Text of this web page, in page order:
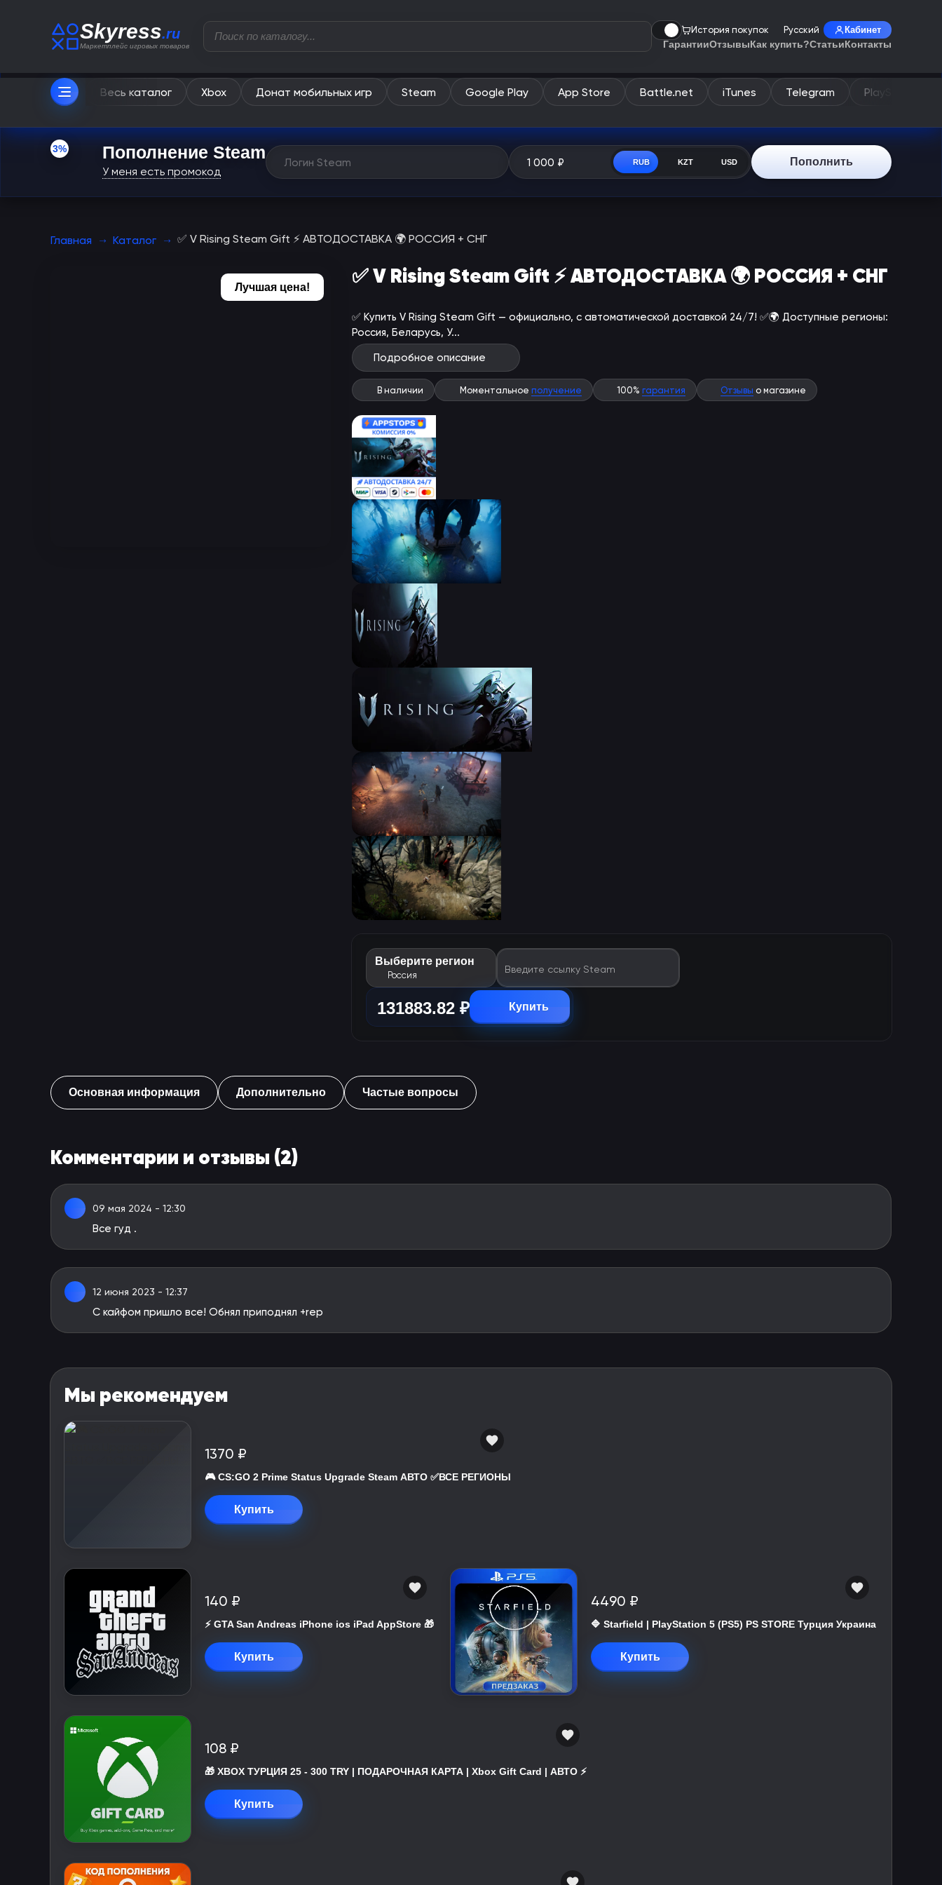
Skyress.ru
Маркетплейс игровых товаров
История покупок Русский Кабинет
ГарантииОтзывыКак купить?СтатьиКонтакты
Весь каталог Xbox Донат мобильных игр Steam Google Play App Store Battle.net iTunes Telegram PlayStation
3% Пополнение Steam
У меня есть промокод
RUB KZT USD Пополнить
Главная Каталог ✅ V Rising Steam Gift ⚡ АВТОДОСТАВКА 🌍 РОССИЯ + СНГ
Лучшая цена! ✅ V Rising Steam Gift ⚡ АВТОДОСТАВКА 🌍 РОССИЯ + СНГ
✅ Купить V Rising Steam Gift — официально, с автоматической доставкой 24/7! ✅🌍 Доступные регионы:
Россия, Беларусь, У...
Подробное описание
В наличии Моментальное получение 100% гарантия Отзывы о магазине
Выберите регион
Россия
Введите ссылку Steam
131883.82 ₽ Купить
Основная информация Дополнительно Частые вопросы
Комментарии и отзывы (2)
09 мая 2024 - 12:30
Все гуд .
12 июня 2023 - 12:37
С кайфом пришло все! Обнял приподнял +rep
Мы рекомендуем
1370 ₽
🎮 CS:GO 2 Prime Status Upgrade Steam АВТО ✅ВСЕ РЕГИОНЫ
Купить
140 ₽
⚡️ GTA San Andreas iPhone ios iPad AppStore 🎁
Купить
4490 ₽
🔷 Starfield | PlayStation 5 (PS5) PS STORE Турция Украина
Купить
108 ₽
🎁 XBOX ТУРЦИЯ 25 - 300 TRY | ПОДАРОЧНАЯ КАРТА | Xbox Gift Card | АВТО ⚡
Купить